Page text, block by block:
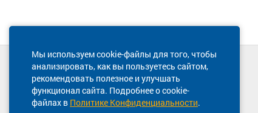
Мы используем cookie-файлы для того, чтобы
анализировать, как вы пользуетесь сайтом,
рекомендовать полезное и улучшать
функционал сайта. Подробнее о cookie-
файлах в Политике Конфиденциальности.
Техническая поддержка сайта
8 800 600-03-38